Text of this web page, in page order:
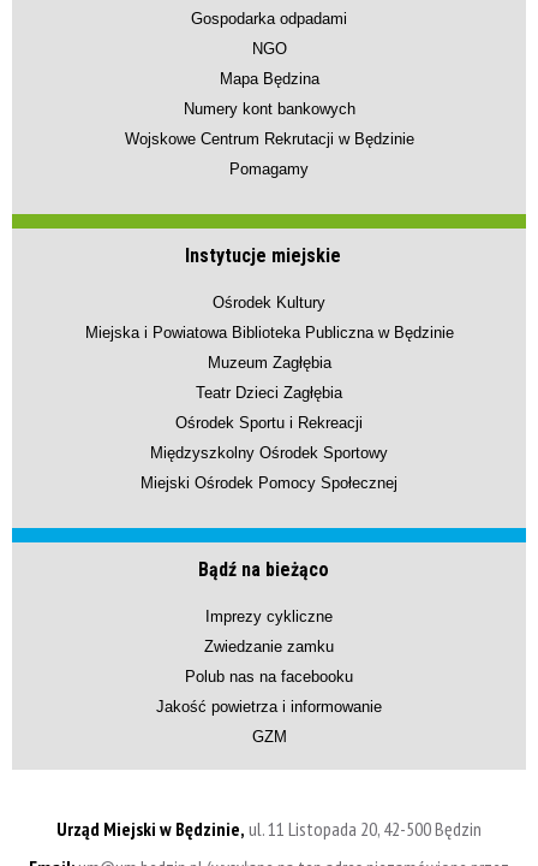
Gospodarka odpadami
NGO
Mapa Będzina
Numery kont bankowych
Wojskowe Centrum Rekrutacji w Będzinie
Pomagamy
Instytucje miejskie
Ośrodek Kultury
Miejska i Powiatowa Biblioteka Publiczna w Będzinie
Muzeum Zagłębia
Teatr Dzieci Zagłębia
Ośrodek Sportu i Rekreacji
Międzyszkolny Ośrodek Sportowy
Miejski Ośrodek Pomocy Społecznej
Bądź na bieżąco
Imprezy cykliczne
Zwiedzanie zamku
Polub nas na facebooku
Jakość powietrza i informowanie
GZM
Urząd Miejski w Będzinie, ul. 11 Listopada 20, 42-500 Będzin